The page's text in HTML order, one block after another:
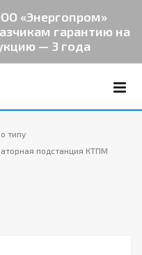
«Энергопром»
гарантию на
— 3 года
типу
подстанция КТПМ